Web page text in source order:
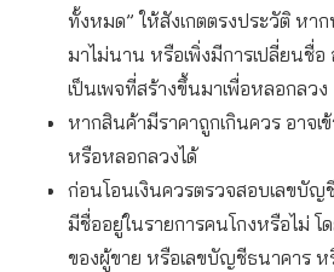
ทั้งหมด” ให้สังเกตตรงประวัติ หา
มาไม่นาน หรือเพิ่งมีการเปลี่ยนชื่อ
เป็นเพจที่สร้างขึ้นมาเพื่อหลอกลวง
หากสินค้ามีราคาถูกเกินควร อาจเ
หรือหลอกลวงได้
ก่อนโอนเงินควรตรวจสอบเลขบัญ
มีชื่ออยู่ในรายการคนโกงหรือไม่
ของผู้ขาย หรือเลขบัญชีธนาคาร ห